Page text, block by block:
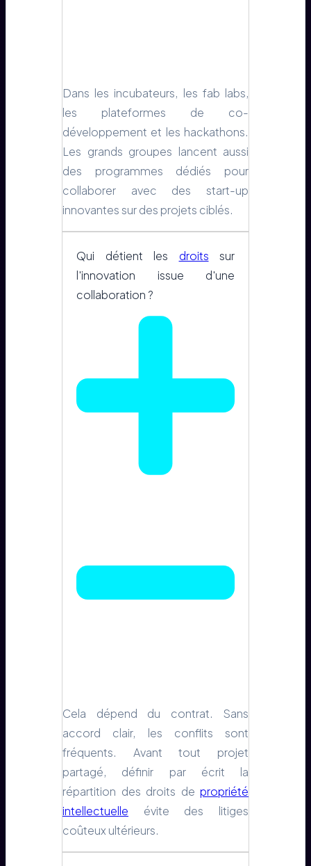
Dans les incubateurs, les fab labs,
les plateformes de co-
développement et les hackathons.
Les grands groupes lancent aussi
des programmes dédiés pour
collaborer avec des start-up
innovantes sur des projets ciblés.
Qui détient les droits sur
l'innovation issue d'une
collaboration ?
Cela dépend du contrat. Sans
accord clair, les conflits sont
fréquents. Avant tout projet
partagé, définir par écrit la
répartition des droits de propriété
intellectuelle évite des litiges
coûteux ultérieurs.